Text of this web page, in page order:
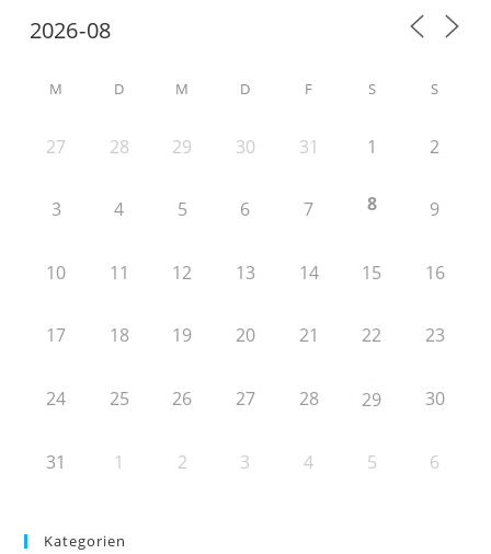
M D M D F S S
27 28 29 30 31 1 2
3 4 5 6 7 8 9
10 11 12 13 14 15 16
17 18 19 20 21 22 23
24 25 26 27 28 29 30
31 1 2 3 4 5 6
Kategorien